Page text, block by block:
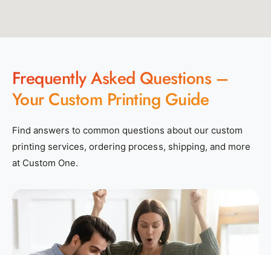
Frequently Asked Questions –
Your Custom Printing Guide
Find answers to common questions about our custom
printing services, ordering process, shipping, and more
at Custom One.